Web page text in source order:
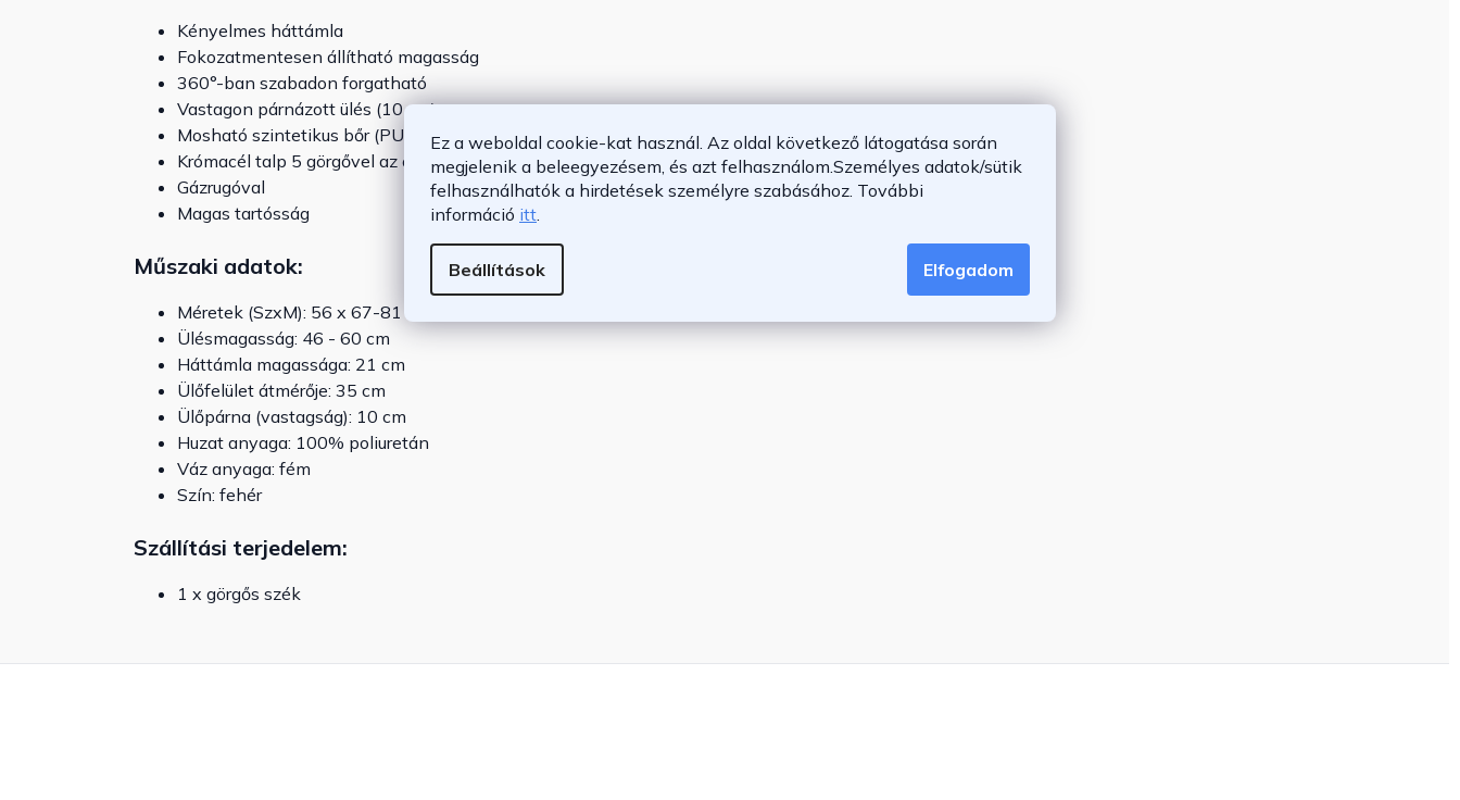
Ez a weboldal cookie-kat használ. Az oldal következő látogatása során
megjelenik a beleegyezésem, és azt felhasználom.Személyes adatok/sütik
felhasználhatók a hirdetések személyre szabásához. További
információ itt.
Beállítások Elfogadom
Kényelmes háttámla
Fokozatmentesen állítható magasság
360°-ban szabadon forgatható
Vastagon párnázott ülés (10 cm)
Mosható szintetikus bőr (PU) huzat
Krómacél talp 5 görgővel az optimális stabilitásért
Gázrugóval
Magas tartósság
Műszaki adatok:
Méretek (SzxM): 56 x 67-81 cm
Ülésmagasság: 46 - 60 cm
Háttámla magassága: 21 cm
Ülőfelület átmérője: 35 cm
Ülőpárna (vastagság): 10 cm
Huzat anyaga: 100% poliuretán
Váz anyaga: fém
Szín: fehér
Szállítási terjedelem:
1 x görgős szék